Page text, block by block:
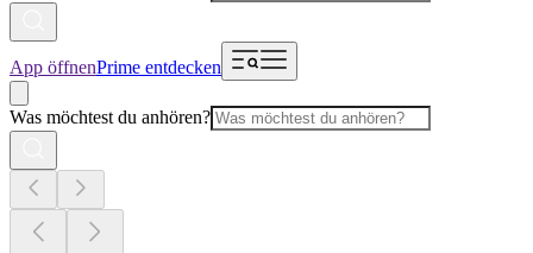
App öffnenPrime entdecken
Was möchtest du anhören?